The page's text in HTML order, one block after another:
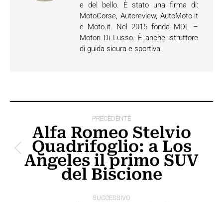
e del bello. È stato una firma di:
MotoCorse, Autoreview, AutoMoto.it
e Moto.it. Nel 2015 fonda MDL –
Motori Di Lusso. È anche istruttore
di guida sicura e sportiva.
post
PRECEDENTE
Post
precedente:
Alfa Romeo Stelvio
Quadrifoglio: a Los
Angeles il primo SUV
del Biscione
SUCCESSIVO